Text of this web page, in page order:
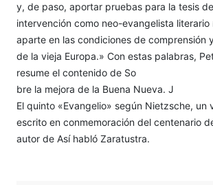
y, de pa­so, aportar pruebas para la tesis
intervención como neo-evangelista
aparte en las condi­ciones de comprensión
de la vieja Europa.» Con estas palabras,
resume el contenido de So­
bre la mejora de la Buena Nueva. J
El quinto «Evangelio» según Nietzsche, un
escrito en conmemoración del centenario
autor de Así habló Zaratustra.